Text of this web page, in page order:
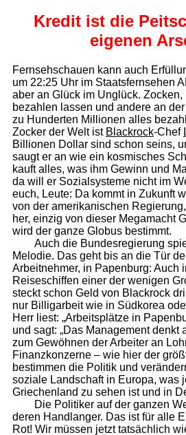
Kredit ist die
eigenen
Fernsehschauen kann auch
um 22:25 Uhr im Staatsfernsehen
aber an Glück im Unglück.
bezahlen lassen und andere an
zu Hunderten Millionen alles
Zocker der Welt ist Blackrock-Chef
Billionen Dollar sind schon seins,
saugt er an wie ein kosmisches
kauft alles, was ihm Gewinn und
da will er Sozialsysteme nicht im
euch, Leute: Da kommt in Zukunft
von der amerikanischen
her, einzig von dieser Megamacht
wird der ganze Globus bestimmt.
Auch die Bundesregierung
Melodie. Das geht bis an die Tür
Arbeitnehmer, in Papenburg: Auch
Reiseschiffen einer der wenigen
steckt schon Geld von Blackrock
nur Billigarbeit wie in Südkorea
Herr liest: „Arbeitsplätze in
und sagt: „Das Management denkt
zum Gewöhnen der Arbeiter an
Finanzkonzerne – wie hier der
bestimmen die Politik und
soziale Landschaft in Europa, was
Griechenland zu sehen ist und in
Die Politiker auf der ganzen
deren Handlanger. Das ist für alle
Rot! Wir müssen jetzt tatsächlich